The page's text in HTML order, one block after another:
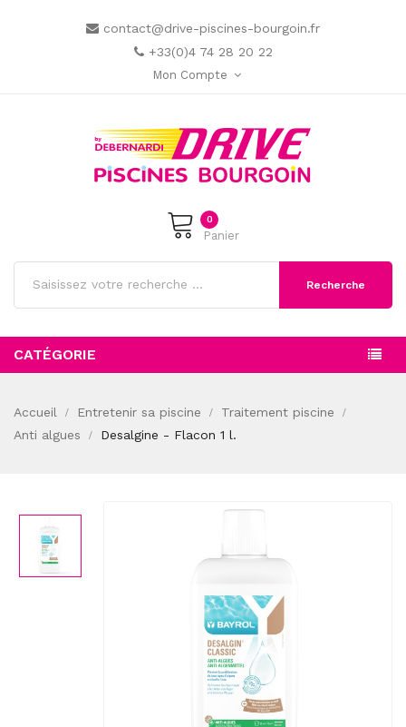
contact@drive-piscines-bourgoin.fr
+33(0)4 74 28 20 22
Mon Compte
Panier
0
Recherche
CATÉGORIE
Accueil Entretenir sa piscine
Traitement piscine
Anti algues
Desalgine - Flacon 1 l.